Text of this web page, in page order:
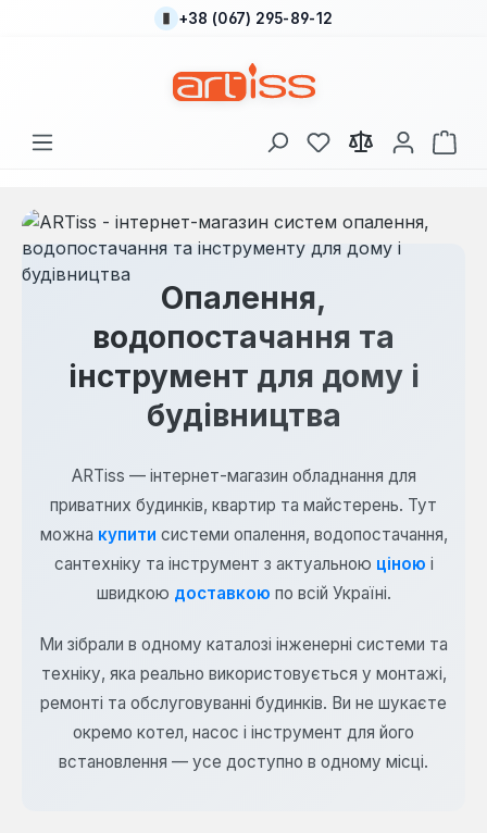
Перейти до основного вмісту
+38 (067) 295-89-12
У вас є 0 у списку
Опалення,
водопостачання та
інструмент для дому і
будівництва
ARTiss — інтернет-магазин обладнання для
приватних будинків, квартир та майстерень. Тут
можна купити системи опалення, водопостачання,
сантехніку та інструмент з актуальною ціною і
швидкою доставкою по всій Україні.
Ми зібрали в одному каталозі інженерні системи та
техніку, яка реально використовується у монтажі,
ремонті та обслуговуванні будинків. Ви не шукаєте
окремо котел, насос і інструмент для його
встановлення — усе доступно в одному місці.